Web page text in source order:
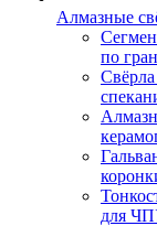
Алмазные
по
для